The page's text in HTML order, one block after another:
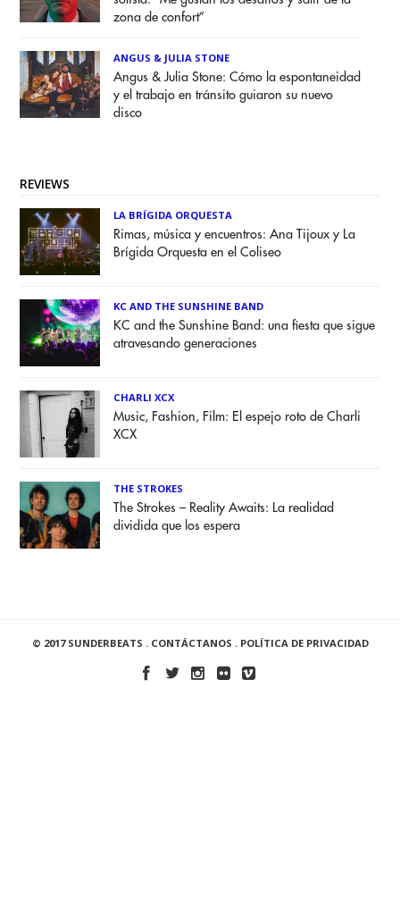
zona de confort”
ANGUS & JULIA STONE
Angus & Julia Stone: Cómo la espontaneidad
y el trabajo en tránsito guiaron su nuevo
disco
REVIEWS
LA BRÍGIDA ORQUESTA
Rimas, música y encuentros: Ana Tijoux y La
Brígida Orquesta en el Coliseo
KC AND THE SUNSHINE BAND
KC and the Sunshine Band: una fiesta que sigue
atravesando generaciones
CHARLI XCX
Music, Fashion, Film: El espejo roto de Charli
XCX
THE STROKES
The Strokes – Reality Awaits: La realidad
dividida que los espera
© 2017 SUNDERBEATS . CONTÁCTANOS . POLÍTICA DE PRIVACIDAD